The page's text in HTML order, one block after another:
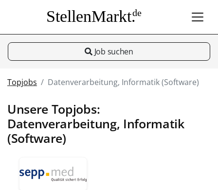
StellenMarkt.de
Job suchen
Topjobs Datenverarbeitung, Informatik (Software)
Unsere Topjobs:
Datenverarbeitung, Informatik
(Software)